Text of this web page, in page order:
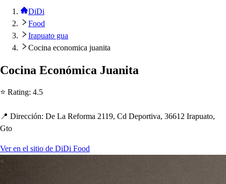
DiDi
Food
Irapuato gua
Cocina economica juanita
Cocina Económica Juanita
⭐ Rating: 4.5
📍 Dirección: De La Reforma 2119, Cd Deportiva, 36612 Irapuato,
Gto
Ver en el sitio de DiDi Food